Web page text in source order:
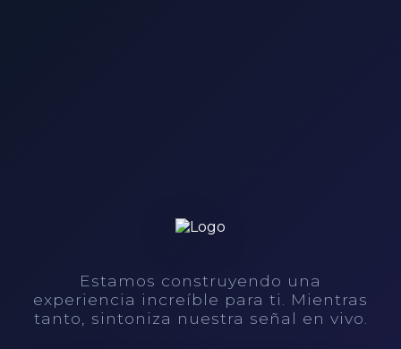
Estamos construyendo una
experiencia increíble para ti. Mientras
tanto, sintoniza nuestra señal en vivo.